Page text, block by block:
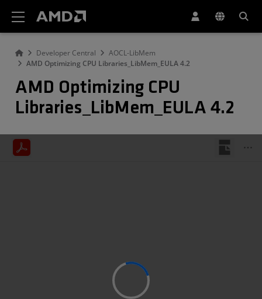
Developer Central
AOCL-LibMem
AMD Optimizing CPU Libraries_LibMem_EULA 4.2
AMD Optimizing CPU
Libraries_LibMem_EULA 4.2